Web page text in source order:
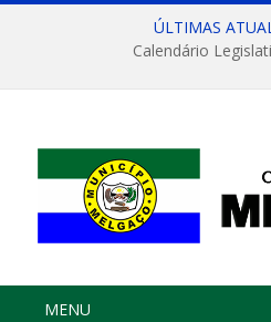
ÚLTIMAS
Calendário
MENU